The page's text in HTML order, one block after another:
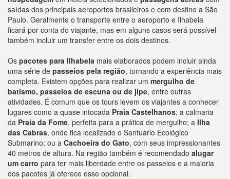
saídas dos principais aeroportos brasileiros e com destino a São
Paulo. Geralmente o transporte entre o aeroporto e Ilhabela
ficará por conta do viajante, mas em alguns casos será possível
também incluir um transfer entre os dois destinos.
Os pacotes para Ilhabela mais elaborados podem incluir ainda
uma série de passeios pela região, tornando a experiência mais
completa. Existem opções para realizar um mergulho de
batismo, passeios de escuna ou de jipe, entre outras
atividades. É comum que os tours levem os viajantes a conhecer
lugares como a quase intocada Praia Castelhanos; a calmaria
da Praia da Fome, perfeita para a prática de mergulho; a Ilha
das Cabras, onde fica localizado o Santuário Ecológico
Submarino; ou a Cachoeira do Gato, com seus impressionantes
40 metros de altura. Na região também é recomendado alugar
um carro para ter mais liberdade entre os passeios e a maioria
dos pacotes já oferece esse opcional.